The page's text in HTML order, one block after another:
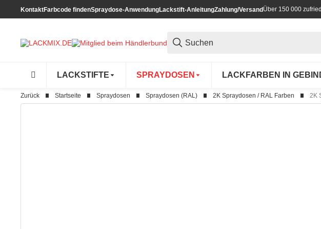
KontaktFarbcode findenSpraydose-AnwendungLackstift-AnleitungZahlung/VersandÜber 150 000
LACKSTIFTE SPRAYDOSEN LACKFARBEN IN
Zurück Startseite Spraydosen Spraydosen (RAL) 2K Spraydosen / RAL Farben 2K